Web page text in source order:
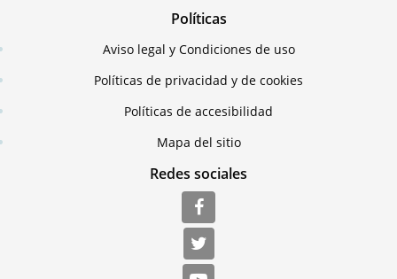
Políticas
Aviso legal y Condiciones de uso
Políticas de privacidad y de cookies
Políticas de accesibilidad
Mapa del sitio
Redes sociales